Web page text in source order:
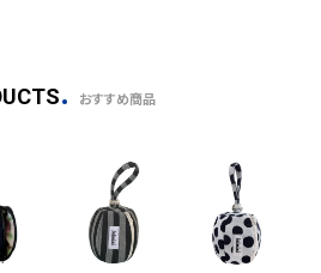
おすすめ商品